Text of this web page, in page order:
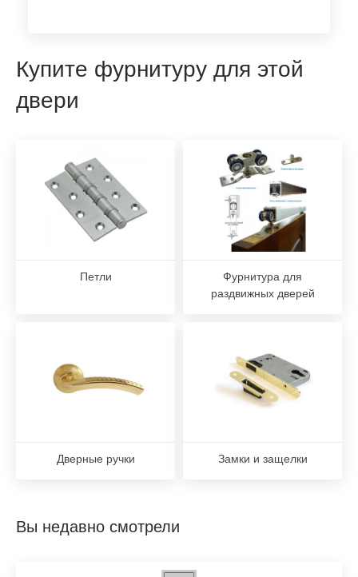
Купите фурнитуру для этой
двери
Петли
Фурнитура для
раздвижных дверей
Дверные ручки Замки и защелки
Вы недавно смотрели